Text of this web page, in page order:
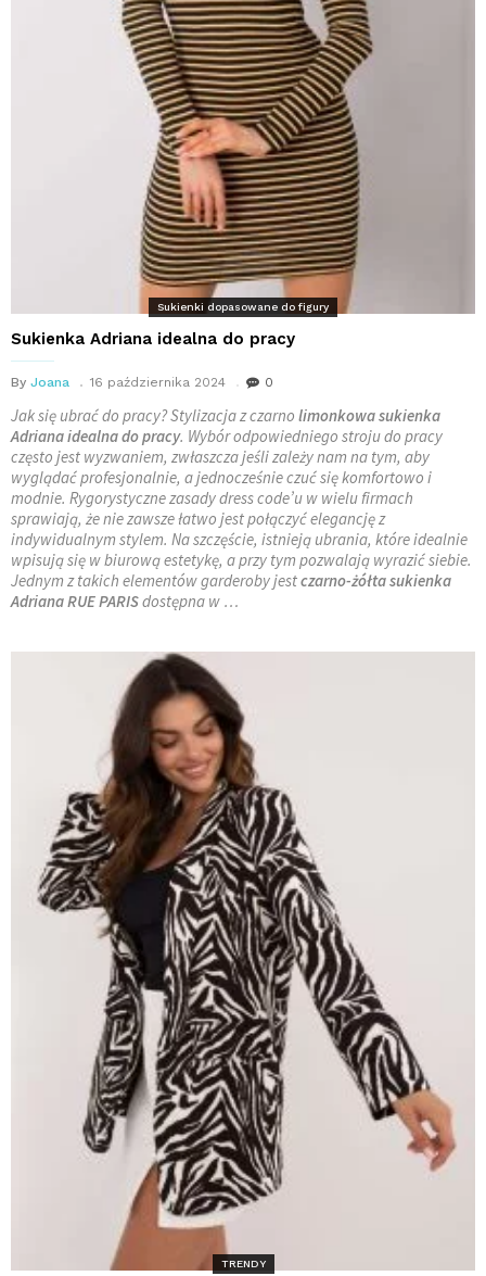
Sukienki dopasowane do figury
Sukienka Adriana idealna do pracy
By Joana 16 października 2024 0
Jak się ubrać do pracy? Stylizacja z czarno limonkowa sukienka
Adriana idealna do pracy. Wybór odpowiedniego stroju do pracy
często jest wyzwaniem, zwłaszcza jeśli zależy nam na tym, aby
wyglądać profesjonalnie, a jednocześnie czuć się komfortowo i
modnie. Rygorystyczne zasady dress code’u w wielu firmach
sprawiają, że nie zawsze łatwo jest połączyć elegancję z
indywidualnym stylem. Na szczęście, istnieją ubrania, które idealnie
wpisują się w biurową estetykę, a przy tym pozwalają wyrazić siebie.
Jednym z takich elementów garderoby jestczarno-żółta sukienka
Adriana RUE PARISdostępna w …
TRENDY